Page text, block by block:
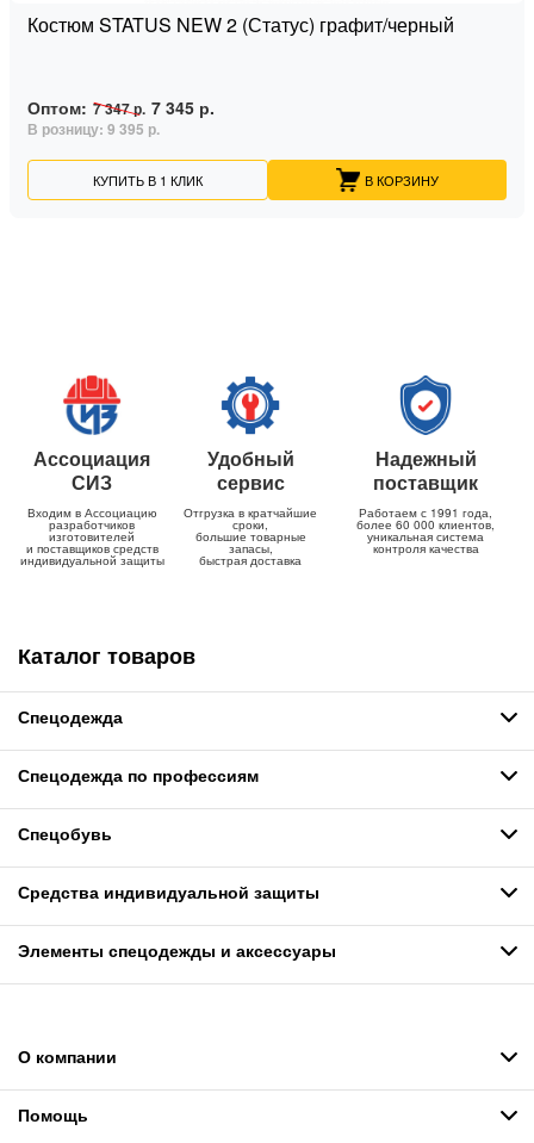
Костюм STATUS NEW 2 (Статус) графит/черный
Оптом: 7 347 р. 7 345 р.
В розницу: 9 395 р.
КУПИТЬ В 1 КЛИК В КОРЗИНУ
Ассоциация
СИЗ
Входим в Ассоциацию
разработчиков
изготовителей
и поставщиков средств
индивидуальной защиты
Удобный
сервис
Отгрузка в кратчайшие
сроки,
большие товарные
запасы,
быстрая доставка
Надежный
поставщик
Работаем с 1991 года,
более 60 000 клиентов,
уникальная система
контроля качества
Каталог товаров
Спецодежда
Спецодежда по профессиям
Спецобувь
Средства индивидуальной защиты
Элементы спецодежды и аксессуары
О компании
Помощь